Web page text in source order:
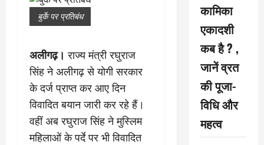
बुर्के पर प्रतिबंध
अलीगढ़। राज्य मंत्री रघुराज
सिंह ने अलीगढ़ से योगी सरकार
के दर्ज प्राप्त कर आए दिन
विवादित बयान जारी कर रहे हैं।
वहीं अब रघुराज सिंह ने मुस्लिम
महिलाओं के पर्दे पर भी विवादित
कामिका
एकादशी
कब है ? ,
जानें व्रत
की पूजा-
विधि और
महत्व